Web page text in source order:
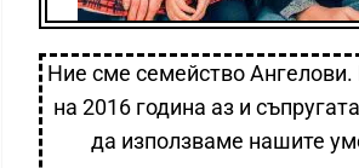
Ние сме семейство Ангелови.
на 2016 година аз и
да използваме нашите